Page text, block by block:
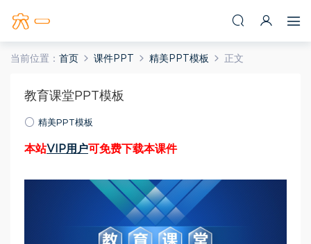
当前位置： 首页 课件PPT 精美PPT模板 正文
教育课堂PPT模板
精美PPT模板
本站VIP用户可免费下载本课件